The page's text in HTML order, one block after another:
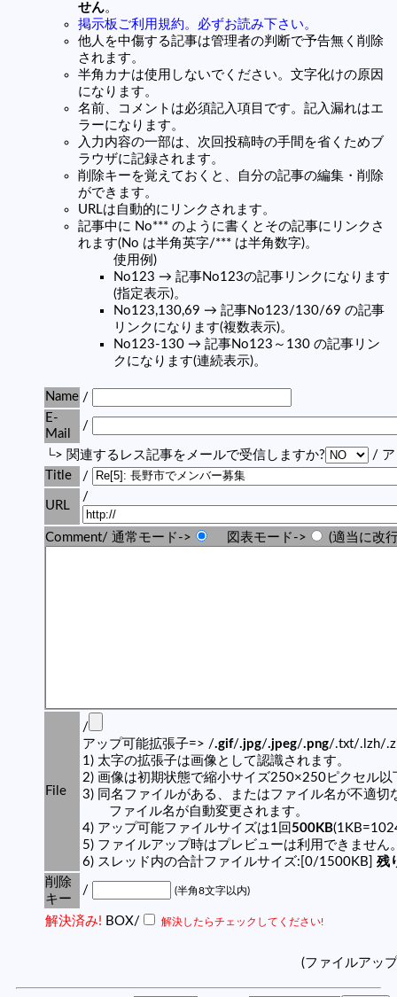
せん。
掲示板ご利用規約。必ずお読み下さい。
他人を中傷する記事は管理者の判断で予告無く削除
されます。
半角カナは使用しないでください。文字化けの原因
になります。
名前、コメントは必須記入項目です。記入漏れはエ
ラーになります。
入力内容の一部は、次回投稿時の手間を省くためブ
ラウザに記録されます。
削除キーを覚えておくと、自分の記事の編集・削除
ができます。
URLは自動的にリンクされます。
記事中に No*** のように書くとその記事にリンクさ
れます(No は半角英字/*** は半角数字)。
使用例)
No123 → 記事No123の記事リンクになります
(指定表示)。
No123,130,69 → 記事No123/130/69 の記事
リンクになります(複数表示)。
No123-130 → 記事No123～130 の記事リン
クになります(連続表示)。
Name /
E-
Mail
/
└> 関連するレス記事をメールで受信しますか?
/ ア
Title
/
URL
/
Comment/ 通常モード-> 図表モード-> (適当に改
File
/
アップ可能拡張子=> /.gif/.jpg/.jpeg/.png/.txt/.lzh/
1) 太字の拡張子は画像として認識されます。
2) 画像は初期状態で縮小サイズ250×250ピクセル以
3) 同名ファイルがある、またはファイル名が不適切
ファイル名が自動変更されます。
4) アップ可能ファイルサイズは1回 500KB
5) ファイルアップ時はプレビューは利用できません
6) スレッド内の合計ファイルサイズ:[0/1500KB] 残
削除
キー
/ (半角8文字以内)
解決済み! BOX/ 解決したらチェックしてください!
(ファイルアッ